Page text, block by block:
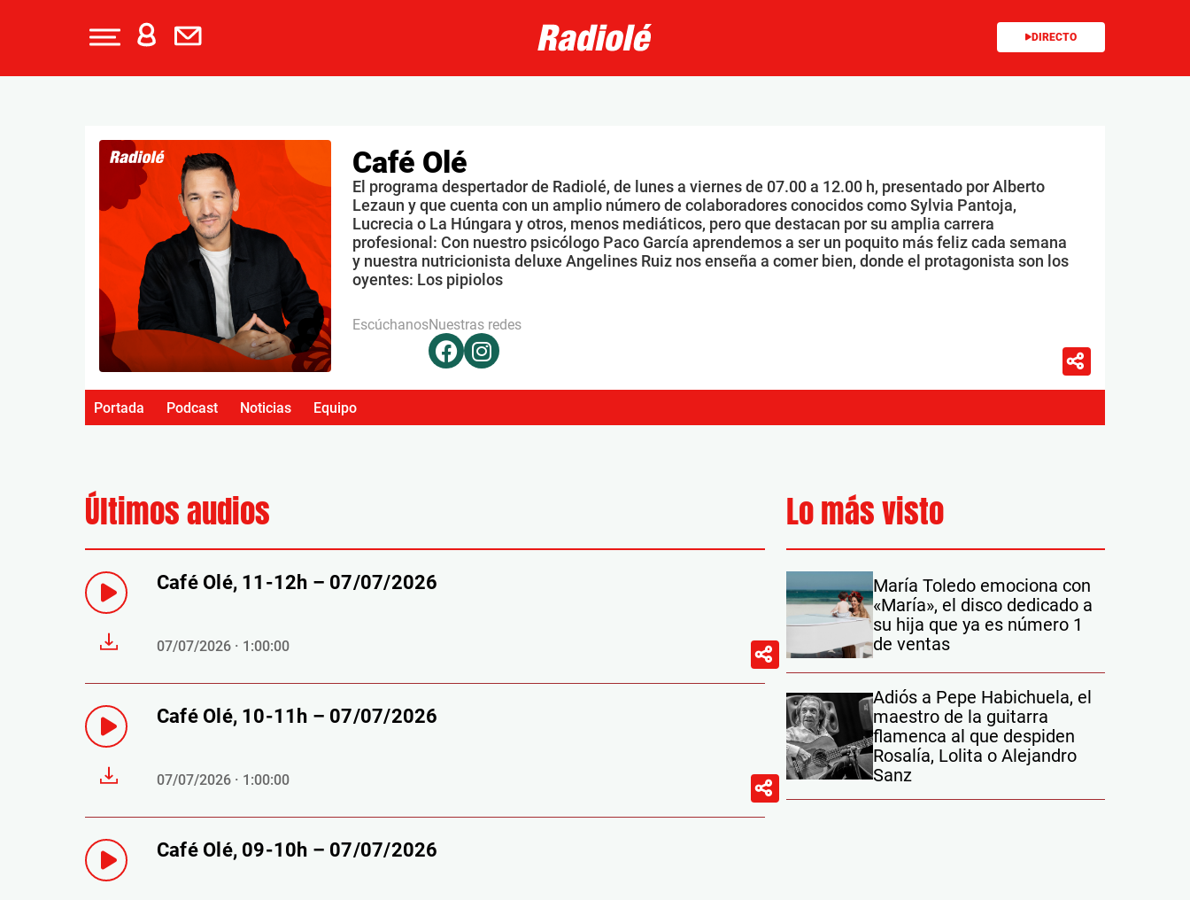
DIRECTO
Café Olé
El programa despertador de Radiolé, de lunes a viernes de 07.00 a 12.00 h, presentado por Alberto
Lezaun y que cuenta con un amplio número de colaboradores conocidos como Sylvia Pantoja,
Lucrecia o La Húngara y otros, menos mediáticos, pero que destacan por su amplia carrera
profesional: Con nuestro psicólogo Paco García aprendemos a ser un poquito más feliz cada semana
y nuestra nutricionista deluxe Angelines Ruiz nos enseña a comer bien, donde el protagonista son los
oyentes: Los pipiolos
EscúchanosNuestras redes
Portada Podcast Noticias Equipo
Últimos audios
Café Olé, 11-12h – 07/07/2026
07/07/2026 · 1:00:00
Café Olé, 10-11h – 07/07/2026
07/07/2026 · 1:00:00
Café Olé, 09-10h – 07/07/2026
Lo más visto
María Toledo emociona con
«María», el disco dedicado a
su hija que ya es número 1
de ventas
Adiós a Pepe Habichuela, el
maestro de la guitarra
flamenca al que despiden
Rosalía, Lolita o Alejandro
Sanz